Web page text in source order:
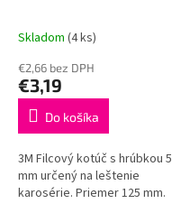
Skladom (4 ks)
€2,66 bez DPH
€3,19
Do košíka
3M Filcový kotúč s hrúbkou 5
mm určený na leštenie
karosérie. Priemer 125 mm.